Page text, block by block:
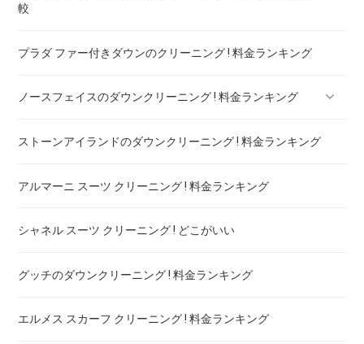
較
マッキントッシュフィロソフィー ボンディングコート クリー
プラダ ファー付きダウンのクリーニング ! 料金ランキング
ノースフェイスのダウンクリーニング ! 料金ランキング
ノースフェイスのダウンのリペア ! 料金ランキング
ストーンアイランドのダウンクリーニング ! 料金ランキング
アルマーニ スーツ クリーニング ! 料金ランキング
シャネル スーツ クリーニング ! どこがいい
グッチのダウンクリーニング ! 料金ランキング
エルメス スカーフ クリーニング ! 料金ランキング